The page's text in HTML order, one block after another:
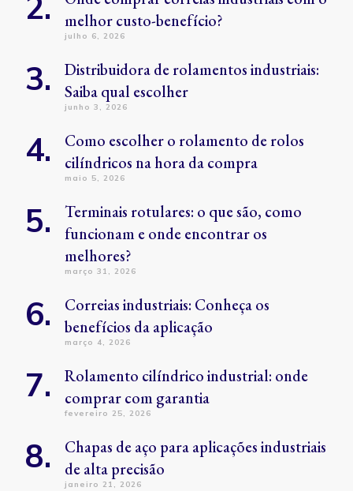
melhor custo-benefício?
julho 6, 2026
Distribuidora de rolamentos industriais:
Saiba qual escolher
junho 3, 2026
Como escolher o rolamento de rolos
cilíndricos na hora da compra
maio 5, 2026
Terminais rotulares: o que são, como
funcionam e onde encontrar os
melhores?
março 31, 2026
Correias industriais: Conheça os
benefícios da aplicação
março 4, 2026
Rolamento cilíndrico industrial: onde
comprar com garantia
fevereiro 25, 2026
Chapas de aço para aplicações industriais
de alta precisão
janeiro 21, 2026